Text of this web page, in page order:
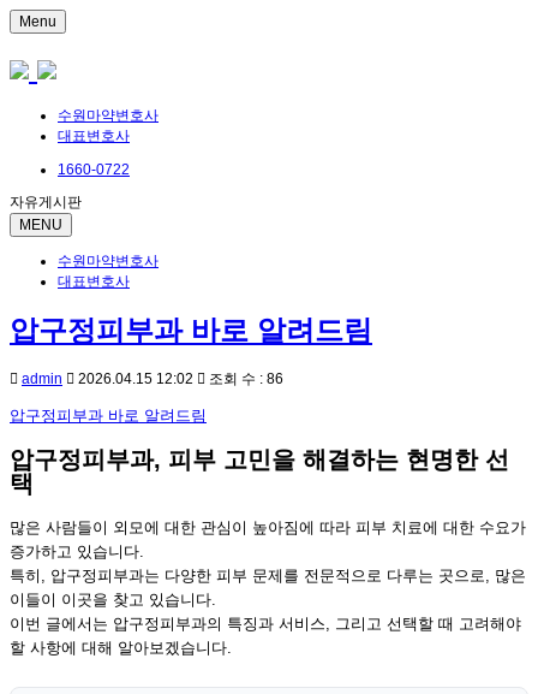
Menu
수원마약변호사
대표변호사
1660-0722
자유게시판
MENU
수원마약변호사
대표변호사
압구정피부과 바로 알려드림
admin 2026.04.15 12:02 조회 수 : 86
압구정피부과 바로 알려드림
압구정피부과, 피부 고민을 해결하는 현명한 선
택
많은 사람들이 외모에 대한 관심이 높아짐에 따라 피부 치료에 대한 수요가
증가하고 있습니다.
특히, 압구정피부과는 다양한 피부 문제를 전문적으로 다루는 곳으로, 많은
이들이 이곳을 찾고 있습니다.
이번 글에서는 압구정피부과의 특징과 서비스, 그리고 선택할 때 고려해야
할 사항에 대해 알아보겠습니다.